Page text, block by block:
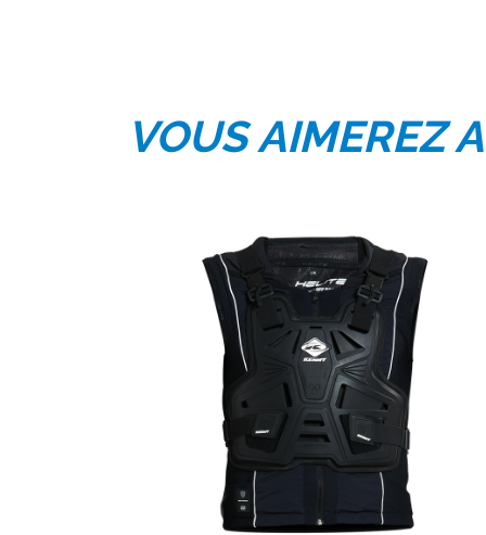
VOUS AIMEREZ